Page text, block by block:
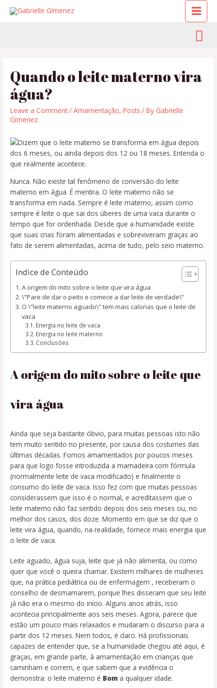
Quando o leite materno vira
água?
Leave a Comment /Amamentação,Posts / By Gabrielle
Gimenez
Nunca. Não existe tal fenômeno de conversão do leite
materno em água. É mentira. O leite materno não se
transforma em nada. Sempre é leite materno, assim como
sempre é leite o que sai dos úberes de uma vaca durante o
tempo que for ordenhada. Desde que a humanidade existe
que suas crias foram alimentadas e sobreviveram graças ao
fato de serem alimentadas, acima de tudo, pelo seio materno.
Indice de Conteúdo
A origem do mito sobre o leite que vira água
\”Pare de dar o peito e comece a dar leite de verdade\”
O \”leite materno aguado\” tem mais calorias que o leite de
vaca
Energia no leite de vaca
Energia no leite materno
Conclusões
A origem do mito sobre o leite que
vira água
Ainda que seja bastante óbvio, para muitas pessoas isto não
tem muito sentido no presente, por causa dos costumes das
últimas décadas. Fomos amamentados por poucos meses
para que logo fosse introduzida a mamadeira com fórmula
(normalmente leite de vaca modificado) e finalmente o
consumo do leite de vaca. Isso fez com que muitas pessoas
considerassem que isso é o normal, e acreditassem que o
leite materno não faz sentido depois dos seis meses ou, no
melhor dos casos, dos doze. Momento em que se diz que o
leite vira água, quando, na realidade, fornece mais energia que
o leite de vaca.
Leite aguado, água suja, leite que já não alimenta, ou como
quer que você o queira chamar. Existem milhares de mulheres
que, na prática pediátrica ou de enfermagem , receberam o
conselho de desmamarem, porque lhes disseram que seu leite
já não era o mesmo do início. Alguns anos atrás, isso
acontecia principalmente aos seis meses. Agora, parece que
estão um pouco mais relaxados e mudaram o discurso para a
partir dos 12 meses. Nem todos, é claro. Há profissionais
capazes de entender que, se a humanidade chegou até aqui, é
graças, em grande parte, à amamentação em crianças que
caminham e correm, e que sabem que a evidência o
demonstra: o leite materno é Bom a qualquer idade.